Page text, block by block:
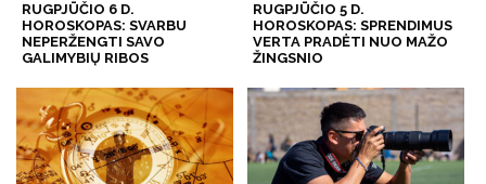
RUGPJŪČIO 6 D.
HOROSKOPAS: SVARBU
NEPERŽENGTI SAVO
GALIMYBIŲ RIBOS
RUGPJŪČIO 5 D.
HOROSKOPAS: SPRENDIMUS
VERTA PRADĖTI NUO MAŽO
ŽINGSNIO